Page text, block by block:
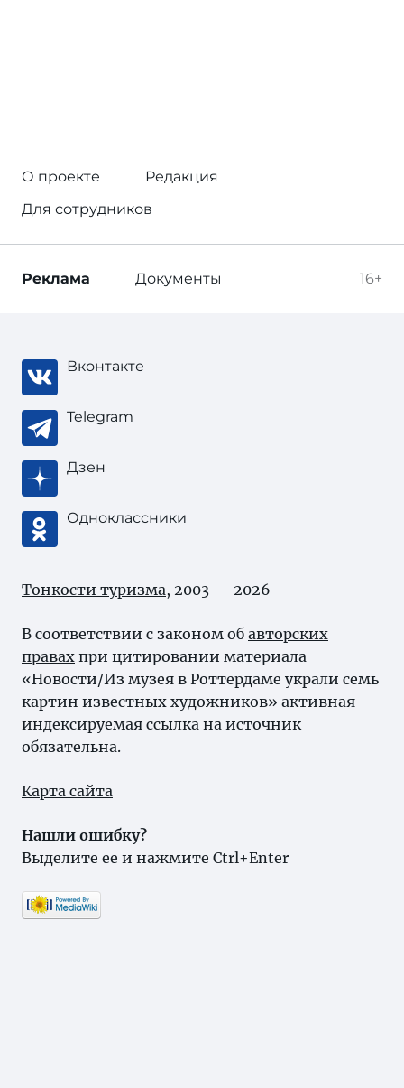
О проекте
Редакция
Для сотрудников
16+
Реклама Документы
Вконтакте
Telegram
Дзен
Одноклассники
Тонкости туризма, 2003 — 2026
В соответствии с законом об авторских
правах при цитировании материала
«Новости/Из музея в Роттердаме украли семь
картин известных художников» активная
индексируемая ссылка на источник
обязательна.
Карта сайта
Нашли ошибку?
Выделите ее и нажмите Ctrl+Enter